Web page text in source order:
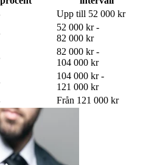
Upp till 52 000 kr
52 000 kr -
82 000 kr
82 000 kr -
104 000 kr
104 000 kr -
121 000 kr
Från 121 000 kr